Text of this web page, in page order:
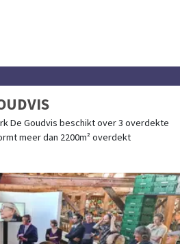
De Goudvis beschikt over 3 overdekte
meer dan 2200m² overdekt